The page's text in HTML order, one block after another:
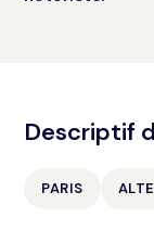
Descriptif
PARIS